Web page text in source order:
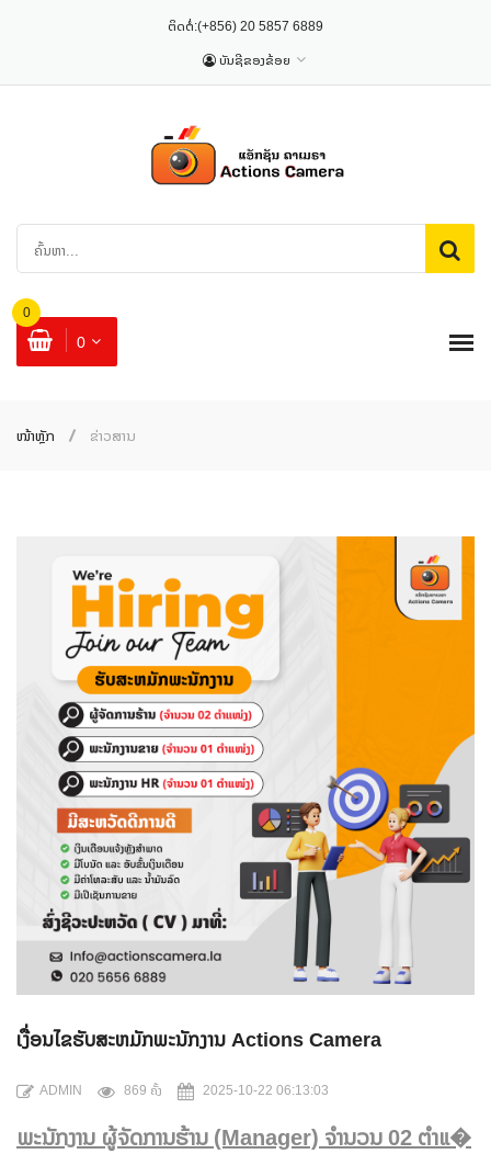
ຕິດຕໍ່:(+856) 20 5857 6889
ບັນຊີຂອງຂ້ອຍ
0
0
ໜ້າຫຼັກ ຂ່າວສານ
ເງື່ອນໄຂຮັບສະຫມັກພະນັກງານ Actions Camera
ADMIN 869 ຄັ້ງ 2025-10-22 06:13:03
ພະນັກງານ ຜູ້ຈັດການຮ້ານ (Manager) ຈຳນວນ 02 ຕໍາແ�